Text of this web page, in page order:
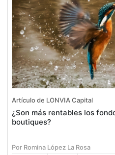
Artículo de LONVIA Capital
¿Son más rentables los
boutiques?
Por Romina López La Rosa